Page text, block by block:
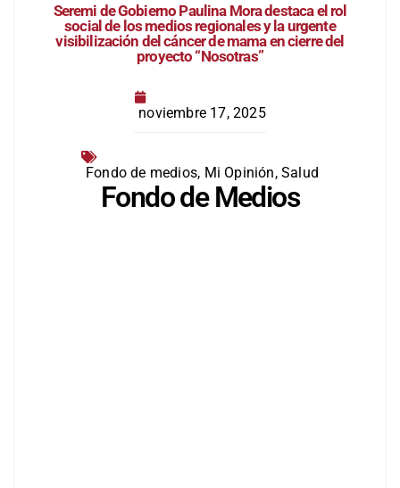
Seremi de Gobierno Paulina Mora destaca el rol
social de los medios regionales y la urgente
visibilización del cáncer de mama en cierre del
proyecto “Nosotras”
noviembre 17, 2025
Fondo de medios, Mi Opinión, Salud
Fondo de Medios